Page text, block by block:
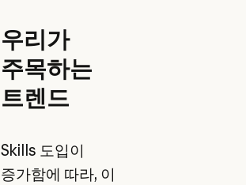
우리가
주목하는
트렌드
Skills 도입이
증가함에 따라, 이